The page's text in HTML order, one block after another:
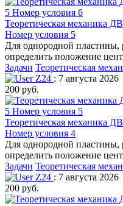
Теоретическая механика
Номер условия 5
Для однородной пластины,
определить положение
Задачи Теоретическая
Z24 : 7 августа 2026
200 руб.
Теоретическая механика
Номер условия 4
Для однородной пластины,
определить положение
Задачи Теоретическая
Z24 : 7 августа 2026
200 руб.